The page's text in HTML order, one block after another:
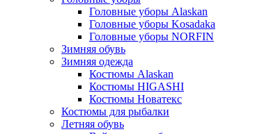
Головные уборы Alaskan
Головные уборы Kosadaka
Головные уборы NORFIN
Зимняя обувь
Зимняя одежда
Костюмы Alaskan
Костюмы HIGASHI
Костюмы Новатекс
Костюмы для рыбалки
Летняя обувь